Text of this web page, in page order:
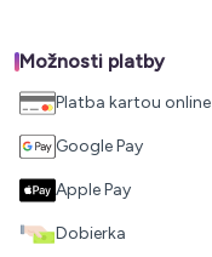
Možnosti platby
Platba kartou online
Google Pay
Apple Pay
Dobierka